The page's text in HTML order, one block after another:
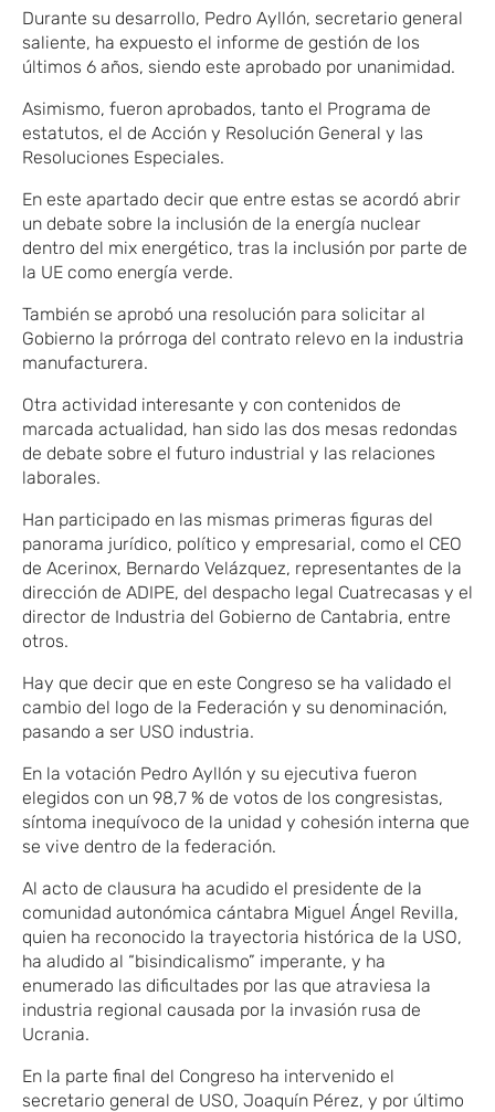
Durante su desarrollo, Pedro Ayllón, secretario general
saliente, ha expuesto el informe de gestión de los
últimos 6 años, siendo este aprobado por unanimidad.
Asimismo, fueron aprobados, tanto el Programa de
estatutos, el de Acción y Resolución General y las
Resoluciones Especiales.
En este apartado decir que entre estas se acordó abrir
un debate sobre la inclusión de la energía nuclear
dentro del mix energético, tras la inclusión por parte de
la UE como energía verde.
También se aprobó una resolución para solicitar al
Gobierno la prórroga del contrato relevo en la industria
manufacturera.
Otra actividad interesante y con contenidos de
marcada actualidad, han sido las dos mesas redondas
de debate sobre el futuro industrial y las relaciones
laborales.
Han participado en las mismas primeras figuras del
panorama jurídico, político y empresarial, como el CEO
de Acerinox, Bernardo Velázquez, representantes de la
dirección de ADIPE, del despacho legal Cuatrecasas y el
director de Industria del Gobierno de Cantabria, entre
otros.
Hay que decir que en este Congreso se ha validado el
cambio del logo de la Federación y su denominación,
pasando a ser USO industria.
En la votación Pedro Ayllón y su ejecutiva fueron
elegidos con un 98,7 % de votos de los congresistas,
síntoma inequívoco de la unidad y cohesión interna que
se vive dentro de la federación.
Al acto de clausura ha acudido el presidente de la
comunidad autonómica cántabra Miguel Ángel Revilla,
quien ha reconocido la trayectoria histórica de la USO,
ha aludido al “bisindicalismo” imperante, y ha
enumerado las dificultades por las que atraviesa la
industria regional causada por la invasión rusa de
Ucrania.
En la parte final del Congreso ha intervenido el
secretario general de USO, Joaquín Pérez, y por último